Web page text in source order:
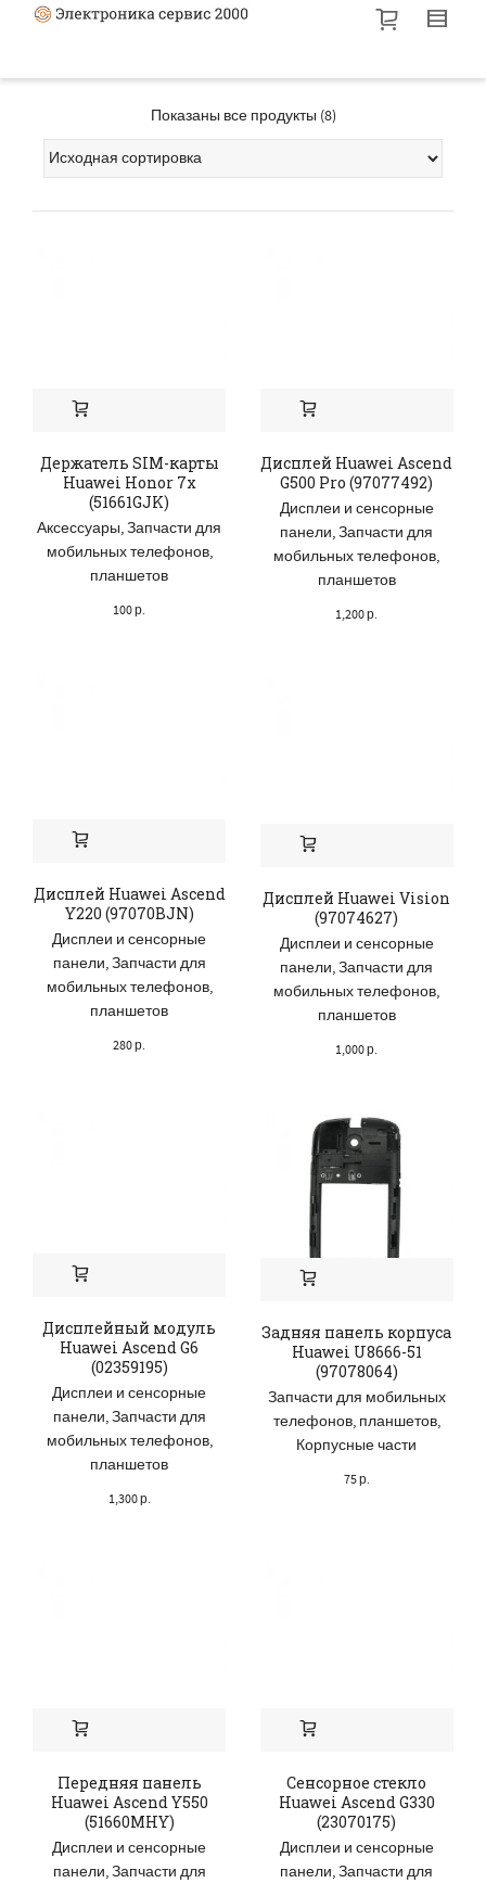
Показаны все продукты (8)
Держатель SIM-карты
Huawei Honor 7x
(51661GJK)
Аксессуары,Запчасти для
мобильных телефонов,
планшетов
100р.
Дисплей Huawei Ascend
G500 Pro (97077492)
Дисплеи и сенсорные
панели,Запчасти для
мобильных телефонов,
планшетов
1,200р.
Дисплей Huawei Ascend
Y220 (97070BJN)
Дисплеи и сенсорные
панели,Запчасти для
мобильных телефонов,
планшетов
280р.
Дисплей Huawei Vision
(97074627)
Дисплеи и сенсорные
панели,Запчасти для
мобильных телефонов,
планшетов
1,000р.
Дисплейный модуль
Huawei Ascend G6
(02359195)
Дисплеи и сенсорные
панели,Запчасти для
мобильных телефонов,
планшетов
1,300р.
Задняя панель корпуса
Huawei U8666-51
(97078064)
Запчасти для мобильных
телефонов, планшетов,
Корпусные части
75р.
Передняя панель
Huawei Ascend Y550
(51660MHY)
Дисплеи и сенсорные
панели,Запчасти для
Сенсорное стекло
Huawei Ascend G330
(23070175)
Дисплеи и сенсорные
панели,Запчасти для